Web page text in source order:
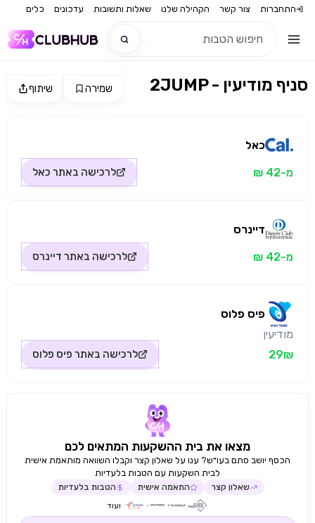
התחברות צור קשר הקהילה שלנו שאלות ותשובות עדכונים כלים
שיתוף שמירה 2JUMP - סניף מודיעין
כאל
מ-42 ₪ לרכישה באתר כאל
דיינרס
מ-42 ₪ לרכישה באתר דיינרס
פיס פלוס
מודיעין
29₪
לרכישה באתר פיס פלוס
מצאו את בית ההשקעות המתאים לכם
הכסף יושב סתם בעו״ש? ענו על שאלון קצר וקבלו השוואה מותאמת אישית
לבית השקעות עם הטבות בלעדיות
שאלון קצר התאמה אישית הטבות בלעדיות
ועוד